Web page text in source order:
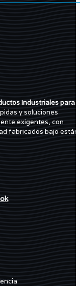
Industriales para
y soluciones
exigentes, con
fabricados bajo